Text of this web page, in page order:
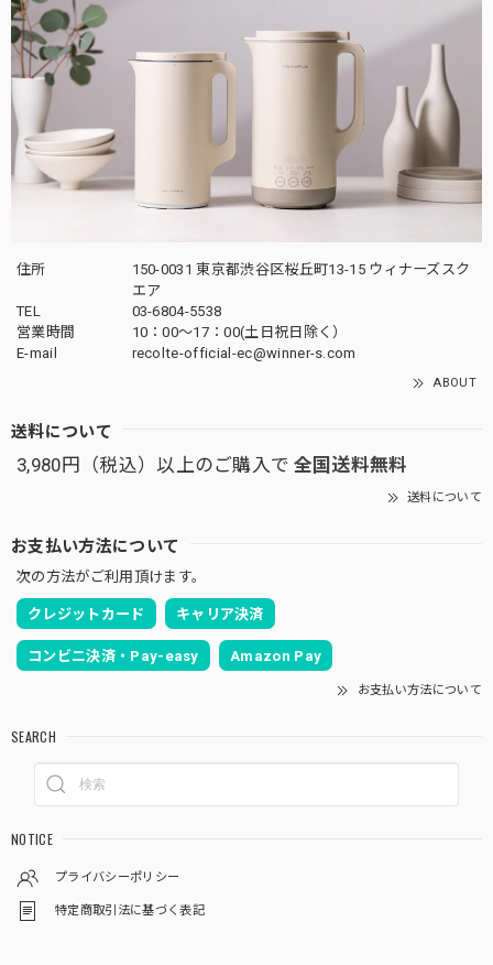
住所
150-0031 東京都渋谷区桜丘町13-15 ウィナーズスク
エア
TEL
03-6804-5538
営業時間
10：00〜17：00(土日祝日除く）
E-mail
recolte-official-ec@winner-s.com
ABOUT
送料について
3,980円（税込）以上のご購入で 全国送料無料
送料について
お支払い方法について
次の方法がご利用頂けます。
クレジットカード キャリア決済
コンビニ決済・Pay-easy Amazon Pay
お支払い方法について
SEARCH
NOTICE
プライバシーポリシー
特定商取引法に基づく表記